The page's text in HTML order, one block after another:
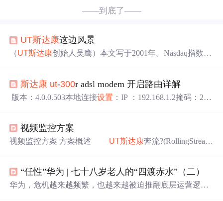
——到底了——
UT斯达康这边风景
（UT斯达康创始人吴鹰）本文写于2001年。Nasdaq指数在
华网...斯达康 ut-300r adsl modem 开启路由详解
版本：4.0.0.503本地连接设置 ：IP ：192.168.1.2掩码：25
级控制台 Advanced console另外，输入http
视频监控方案
UT斯达康奔流?(RollingStrea
布式视频监控解决方案。该方案基于UT斯达康奔流?(Rollin
gStream?)系统平台，具备开放的体系架构、稳定的系统性
“任性”华为 | 七十八岁老人的“四渡赤水”（二）
华为，危机越来越频繁，也越来越被迫推翻底层运营逻辑